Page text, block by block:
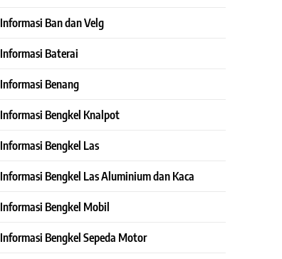
Informasi Ban dan Velg
Informasi Baterai
Informasi Benang
Informasi Bengkel Knalpot
Informasi Bengkel Las
Informasi Bengkel Las Aluminium dan Kaca
Informasi Bengkel Mobil
Informasi Bengkel Sepeda Motor